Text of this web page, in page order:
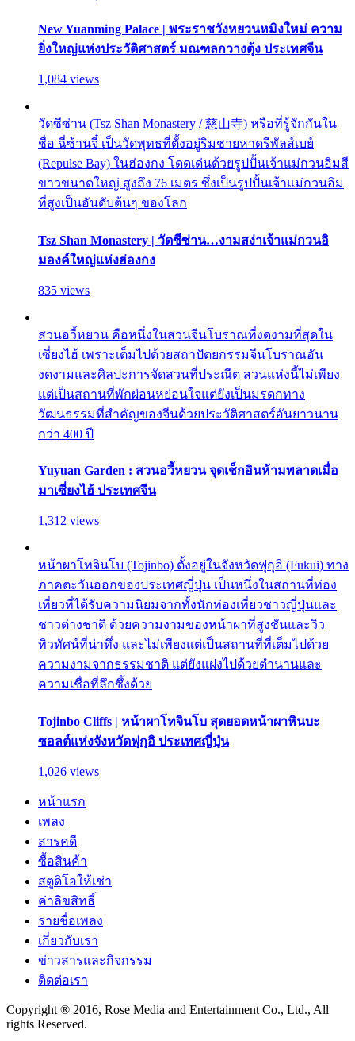
New Yuanming Palace | พระราชวังหยวนหมิงใหม่ ความ
ยิ่งใหญ่แห่งประวัติศาสตร์ มณฑลกวางตุ้ง ประเทศจีน
1,084 views
วัดซีซ่าน (Tsz Shan Monastery / 慈山寺) หรือที่รู้จักกันใน
ชื่อ ฉี่ซ้านจี๋ เป็นวัดพุทธที่ตั้งอยู่ริมชายหาดรีพัลส์เบย์
(Repulse Bay) ในฮ่องกง โดดเด่นด้วยรูปปั้นเจ้าแม่กวนอิมสี
ขาวขนาดใหญ่ สูงถึง 76 เมตร ซึ่งเป็นรูปปั้นเจ้าแม่กวนอิม
ที่สูงเป็นอันดับต้นๆ ของโลก
Tsz Shan Monastery | วัดซีซ่าน…งามสง่าเจ้าแม่กวนอิ
มองค์ใหญ่แห่งฮ่องกง
835 views
สวนอวี้หยวน คือหนึ่งในสวนจีนโบราณที่งดงามที่สุดใน
เซี่ยงไฮ้ เพราะเต็มไปด้วยสถาปัตยกรรมจีนโบราณอัน
งดงามและศิลปะการจัดสวนที่ประณีต สวนแห่งนี้ไม่เพียง
แต่เป็นสถานที่พักผ่อนหย่อนใจแต่ยังเป็นมรดกทาง
วัฒนธรรมที่สำคัญของจีนด้วยประวัติศาสตร์อันยาวนาน
กว่า 400 ปี
Yuyuan Garden : สวนอวี้หยวน จุดเช็กอินห้ามพลาดเมื่อ
มาเซี่ยงไฮ้ ประเทศจีน
1,312 views
หน้าผาโทจินโบ (Tojinbo) ตั้งอยู่ในจังหวัดฟุกุอิ (Fukui) ทาง
ภาคตะวันออกของประเทศญี่ปุ่น เป็นหนึ่งในสถานที่ท่อง
เที่ยวที่ได้รับความนิยมจากทั้งนักท่องเที่ยวชาวญี่ปุ่นและ
ชาวต่างชาติ ด้วยความงามของหน้าผาที่สูงชันและวิว
ทิวทัศน์ที่น่าทึ่ง และไม่เพียงแต่เป็นสถานที่ที่เต็มไปด้วย
ความงามจากธรรมชาติ แต่ยังแฝงไปด้วยตำนานและ
ความเชื่อที่ลึกซึ้งด้วย
Tojinbo Cliffs | หน้าผาโทจินโบ สุดยอดหน้าผาหินบะ
ซอลต์แห่งจังหวัดฟุกุอิ ประเทศญี่ปุ่น
1,026 views
หน้าแรก
เพลง
สารคดี
ซื้อสินค้า
สตูดิโอให้เช่า
ค่าลิขสิทธิ์
รายชื่อเพลง
เกี่ยวกับเรา
ข่าวสารและกิจกรรม
ติดต่อเรา
Copyright ® 2016, Rose Media and Entertainment Co., Ltd., All
rights Reserved.